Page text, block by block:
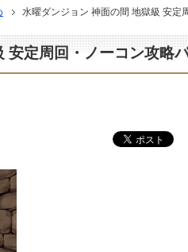
水曜ダンジョン 神面の間 地獄級 安定
安定周回・ノーコン攻略